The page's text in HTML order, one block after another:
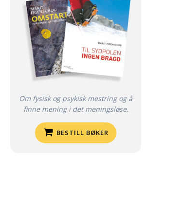
Om fysisk og psykisk mestring og å
finne mening i det meningsløse.
BESTILL BØKER